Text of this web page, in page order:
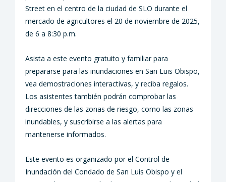
Street en el centro de la ciudad de SLO durante el
mercado de agricultores el 20 de noviembre de 2025,
de 6 a 8:30 p.m.
Asista a este evento gratuito y familiar para
prepararse para las inundaciones en San Luis Obispo,
vea demostraciones interactivas, y reciba regalos.
Los asistentes también podrán comprobar las
direcciones de las zonas de riesgo, como las zonas
inundables, y suscribirse a las alertas para
mantenerse informados.
Este evento es organizado por el Control de
Inundación del Condado de San Luis Obispo y el